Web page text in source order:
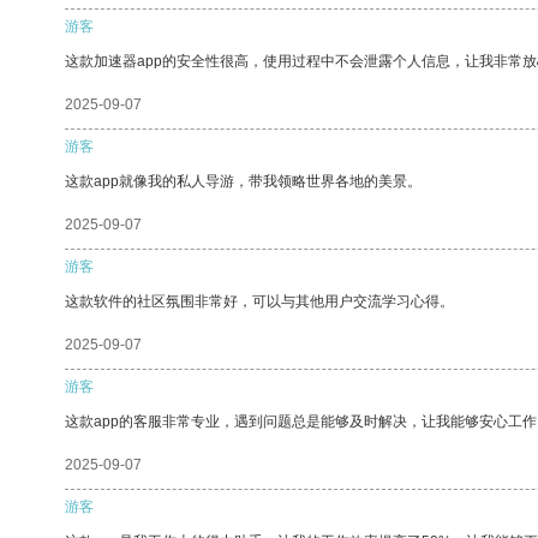
游客
这款加速器app的安全性很高，使用过程中不会泄露个人信息，让我非常
2025-09-07
游客
这款app就像我的私人导游，带我领略世界各地的美景。
2025-09-07
游客
这款软件的社区氛围非常好，可以与其他用户交流学习心得。
2025-09-07
游客
这款app的客服非常专业，遇到问题总是能够及时解决，让我能够安心工
2025-09-07
游客